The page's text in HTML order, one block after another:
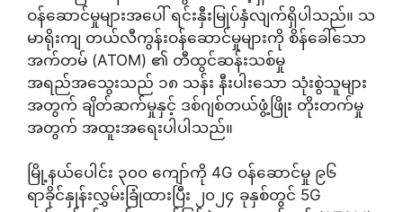
ဝန်ဆောင်မှုများအပေါ် ရင်းနှီးမြုပ်နှံလျက်ရှိပါသည်။ သ
မာရိုးကျ တယ်လီကွန်းဝန်ဆောင်မှုများကို စိန်ခေါ်သော
အက်တမ် (ATOM) ၏ တီထွင်ဆန်းသစ်မှု
အရည်အသွေးသည် ၁၈ သန်း နီးပါးသော သုံးစွဲသူများ
အတွက် ချိတ်ဆက်မှုနှင့် ဒစ်ဂျစ်တယ်ဖွံ့ဖြိုး တိုးတက်မှု
အတွက် အထူးအရေးပါပါသည်။
မြို့နယ်ပေါင်း ၃၀၀ ကျော်ကို 4G ဝန်ဆောင်မှု ၉၆
ရာခိုင်နှုန်းလွှမ်းခြုံထားပြီး ၂၀၂၄ ခုနှစ်တွင် 5G